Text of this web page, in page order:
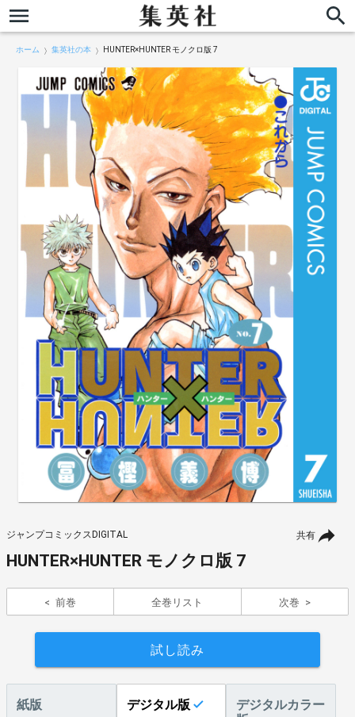
ホーム 集英社の本 HUNTER×HUNTER モノクロ版 7
共有
ジャンプコミックスDIGITAL
HUNTER×HUNTER モノクロ版 7
前巻 全巻リスト 次巻
試し読み
紙版 デジタル版
デジタルカラー